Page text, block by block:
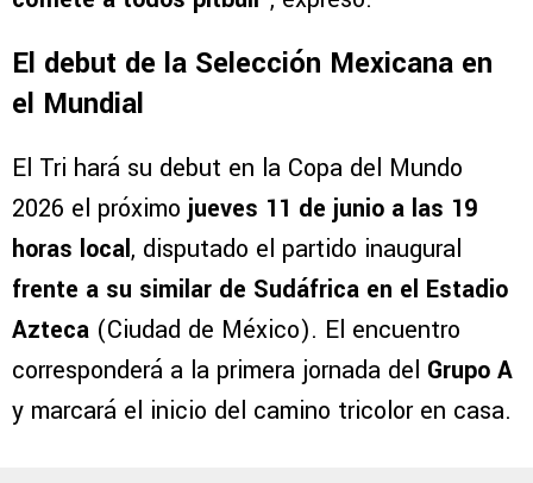
El debut de la Selección Mexicana en
el Mundial
El Tri hará su debut en la Copa del Mundo
2026 el próximo jueves 11 de junio a las 19
horas local, disputado el partido inaugural
frente a su similar de Sudáfrica en el Estadio
Azteca (Ciudad de México). El encuentro
corresponderá a la primera jornada del Grupo A
y marcará el inicio del camino tricolor en casa.